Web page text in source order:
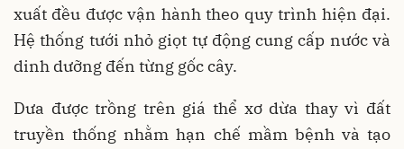
xuất đều được vận hành theo quy trình hiện đại.
Hệ thống tưới nhỏ giọt tự động cung cấp nước và
dinh dưỡng đến từng gốc cây.
Dưa được trồng trên giá thể xơ dừa thay vì đất
truyền thống nhằm hạn chế mầm bệnh và tạo